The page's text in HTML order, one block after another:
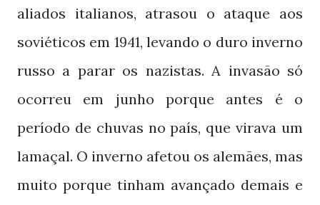
aliados italianos, atrasou o ataque aos
soviéticos em 1941, levando o duro inverno
russo a parar os nazistas. A invasão só
ocorreu em junho porque antes é o
período de chuvas no país, que virava um
lamaçal. O inverno afetou os alemães, mas
muito porque tinham avançado demais e